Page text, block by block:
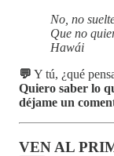
No, no
Que no
Hawái
💬 Y tú, ¿qué
Quiero saber lo
déjame un
VEN AL